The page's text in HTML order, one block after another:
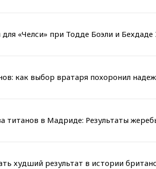
«Челси» при Тодде Боэли и Бехдаде
как выбор вратаря похоронил
титанов в Мадриде: Результаты
худший результат в истории